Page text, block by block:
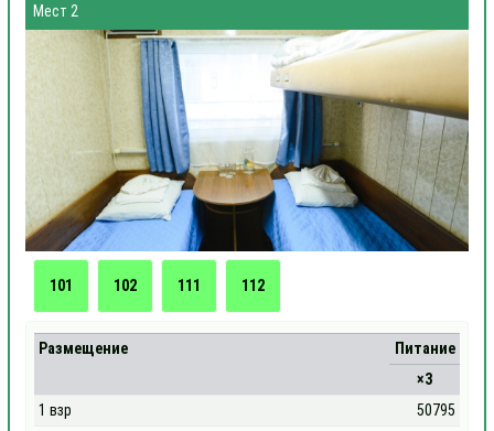
Мест 2
101 102 111 112
Размещение
Питание
×3
1 взр
50795